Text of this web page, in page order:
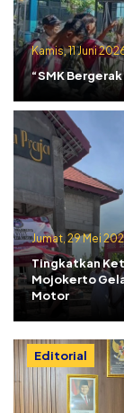
Kamis, 11 Juni
“SMK
Jumat, 29 Mei
Tingkatkan
Mojokerto
Motor
Editorial